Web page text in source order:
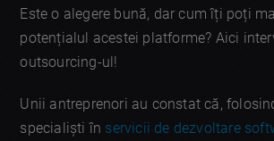
Este o alegere bună, dar cum îți poți
potențialul acestei platforme? Aici
outsourcing-ul!
Unii antreprenori au constat că,
specialiști în servicii de dezvoltare